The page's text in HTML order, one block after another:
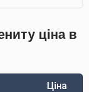
ціна в
Ціна